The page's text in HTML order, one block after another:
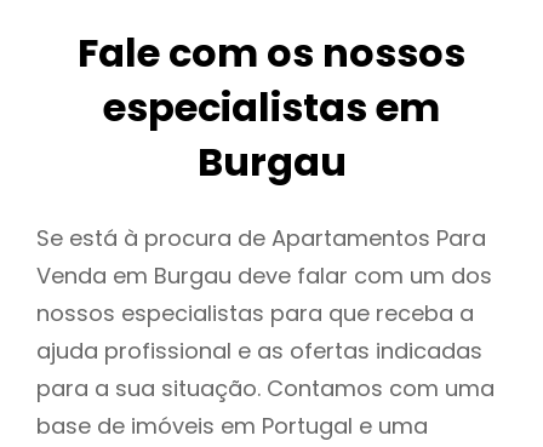
Fale com os nossos
especialistas em
Burgau
Se está à procura de Apartamentos Para
Venda em Burgau deve falar com um dos
nossos especialistas para que receba a
ajuda profissional e as ofertas indicadas
para a sua situação. Contamos com uma
base de imóveis em Portugal e uma